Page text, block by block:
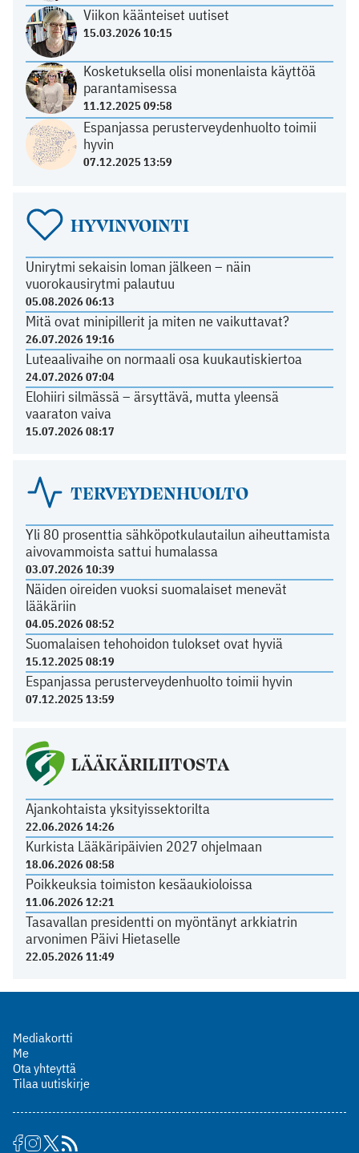
Viikon käänteiset uutiset
15.03.2026 10:15
Kosketuksella olisi monenlaista käyttöä
parantamisessa
11.12.2025 09:58
Espanjassa perusterveydenhuolto toimii
hyvin
07.12.2025 13:59
HYVINVOINTI
Unirytmi sekaisin loman jälkeen – näin
vuorokausirytmi palautuu
05.08.2026 06:13
Mitä ovat minipillerit ja miten ne vaikuttavat?
26.07.2026 19:16
Luteaalivaihe on normaali osa kuukautiskiertoa
24.07.2026 07:04
Elohiiri silmässä – ärsyttävä, mutta yleensä
vaaraton vaiva
15.07.2026 08:17
TERVEYDENHUOLTO
Yli 80 prosenttia sähköpotkulautailun aiheuttamista
aivovammoista sattui humalassa
03.07.2026 10:39
Näiden oireiden vuoksi suomalaiset menevät
lääkäriin
04.05.2026 08:52
Suomalaisen tehohoidon tulokset ovat hyviä
15.12.2025 08:19
Espanjassa perusterveydenhuolto toimii hyvin
07.12.2025 13:59
LÄÄKÄRILIITOSTA
Ajankohtaista yksityissektorilta
22.06.2026 14:26
Kurkista Lääkäripäivien 2027 ohjelmaan
18.06.2026 08:58
Poikkeuksia toimiston kesäaukioloissa
11.06.2026 12:21
Tasavallan presidentti on myöntänyt arkkiatrin
arvonimen Päivi Hietaselle
22.05.2026 11:49
Mediakortti
Me
Ota yhteyttä
Tilaa uutiskirje